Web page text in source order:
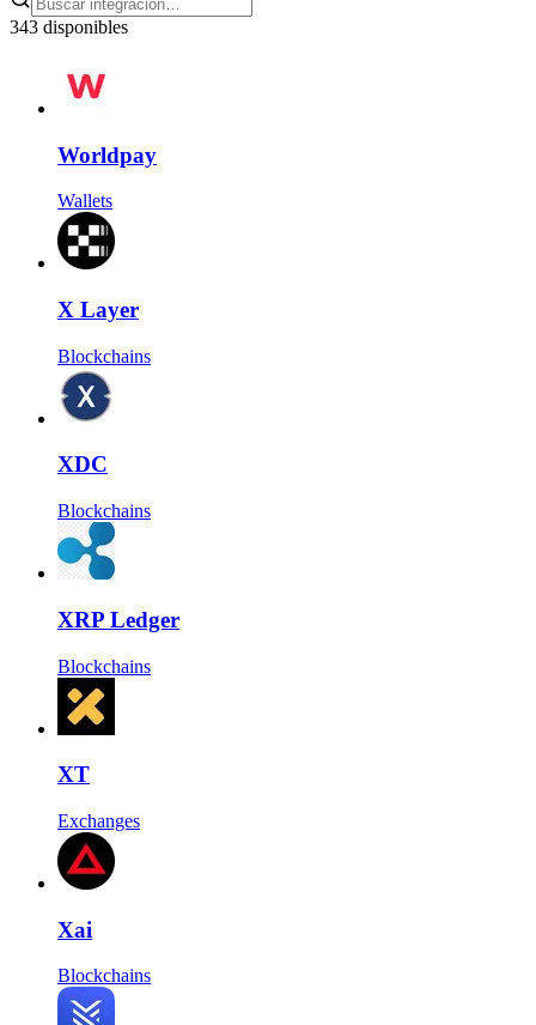
343 disponibles
Worldpay
Wallets
X Layer
Blockchains
XDC
Blockchains
XRP Ledger
Blockchains
XT
Exchanges
Xai
Blockchains